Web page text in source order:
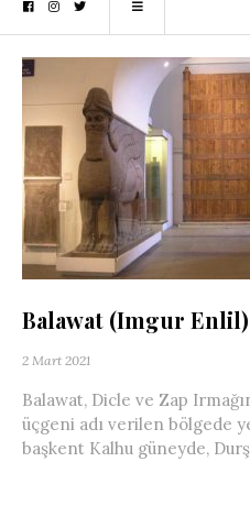
Balawat (Imgur Enlil)
2 Mart 2021
Balawat, Dicle ve Zap
üçgeni adı verilen bölgede
başkent Kalhu güneyde,